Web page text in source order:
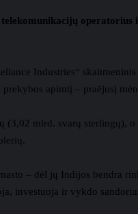
Industries“
apimtį – praėjusį
mlrd. svarų sterlingų),
– dėl jų Indijos bendra
investuoja ir vykdo